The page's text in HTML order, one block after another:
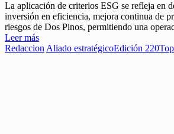
La aplicación de criterios ESG se refleja en
inversión en eficiencia, mejora continua de
riesgos de Dos Pinos, permitiendo una
Leer más
Redaccion Aliado estratégicoEdición 220